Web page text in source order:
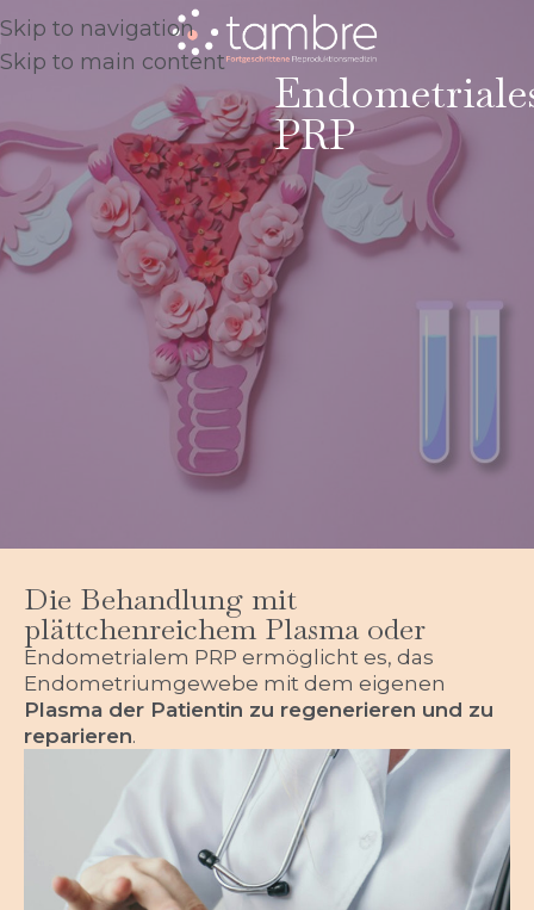
Skip to navigation
Skip to main content
PRP
Die Behandlung mit
plättchenreichem Plasma oder
Endometrialem PRP ermöglicht es, das
Endometriumgewebe mit dem eigenen
Plasma der Patientin zu regenerieren und zu
reparieren.